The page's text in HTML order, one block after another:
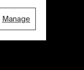
Manage